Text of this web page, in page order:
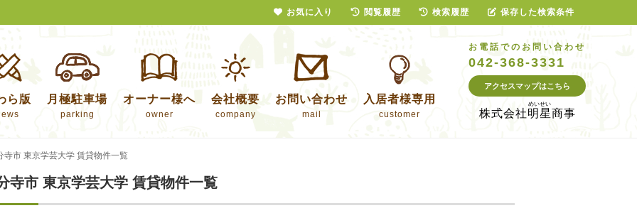
ら版 月極駐車場
parking
オーナー様へ
owner
会社概要
company
お問い合わせ
mail
入居者様専用
customer
お電話でのお問い合わせ
042-368-3331
アクセスマップはこちら
株式会社明星商事
寺市 東京学芸大学 賃貸物件一覧
寺市 東京学芸大学 賃貸物件一覧
お気に入り 閲覧履歴 検索履歴 保存した検索条件